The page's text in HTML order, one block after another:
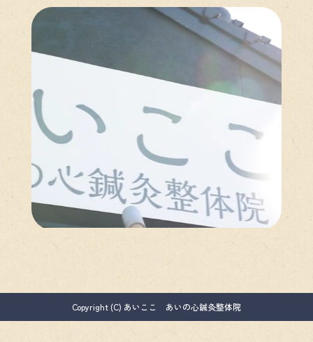
Copyright (C) あいここ あいの心鍼灸整体院